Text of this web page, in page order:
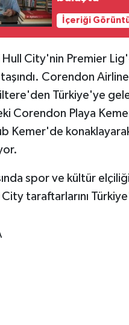
İçeriği
Hull City'nin Premier
Corendon
Türkiye'ye
Corendon Playa
Kemer'de
spor ve kültür
taraftarlarını